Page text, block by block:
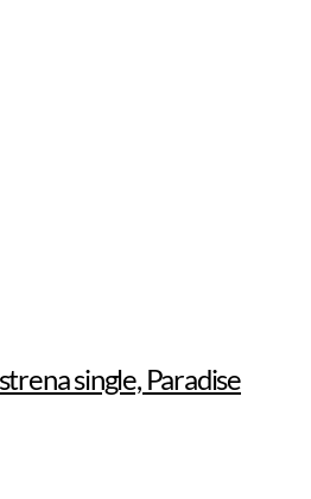
single, Paradise